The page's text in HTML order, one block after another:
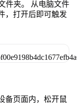
件夹。 从电脑文件
，打开后即可触发
备页面内，松开鼠